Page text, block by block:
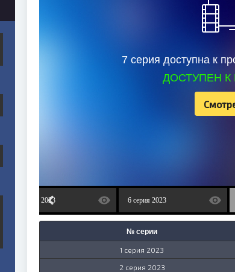
7 серия доступна к
ДОСТУПЕН
5 серия 2023 6 серия 2023
№ серии
1 серия 2023
2 серия 2023